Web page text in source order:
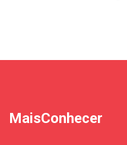
MaisConhecer